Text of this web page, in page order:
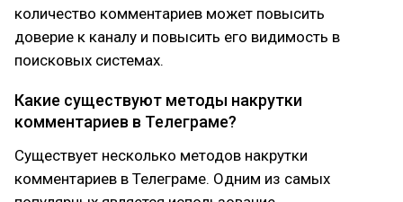
количество комментариев может повысить
доверие к каналу и повысить его видимость в
поисковых системах.
Какие существуют методы накрутки
комментариев в Телеграме?
Существует несколько методов накрутки
комментариев в Телеграме. Одним из самых